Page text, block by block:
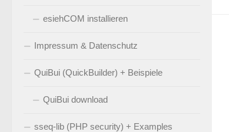
esiehCOM installieren
Impressum & Datenschutz
QuiBui (QuickBuilder) + Beispiele
QuiBui download
sseq-lib (PHP security) + Examples